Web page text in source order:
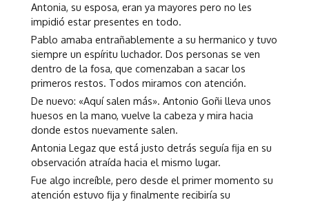
Antonia, su esposa, eran ya mayores pero no les
impidió estar presentes en todo.
Pablo amaba entrañablemente a su hermanico y tuvo
siempre un espíritu luchador. Dos personas se ven
dentro de la fosa, que comenzaban a sacar los
primeros restos. Todos miramos con atención.
De nuevo: «Aquí salen más». Antonio Goñi lleva unos
huesos en la mano, vuelve la cabeza y mira hacia
donde estos nuevamente salen.
Antonia Legaz que está justo detrás seguía fija en su
observación atraída hacia el mismo lugar.
Fue algo increíble, pero desde el primer momento su
atención estuvo fija y finalmente recibiría su